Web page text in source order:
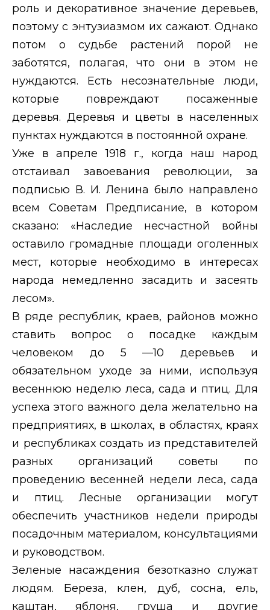
роль и декоративное значение деревьев,
поэтому с энтузиазмом их сажают. Однако
потом о судьбе растений порой не
заботятся, полагая, что они в этом не
нуждаются. Есть несознательные люди,
которые повреждают посаженные
деревья. Деревья и цветы в населенных
пунктах нуждаются в постоянной охране.
Уже в апреле 1918 г., когда наш народ
отстаивал завоевания революции, за
подписью В. И. Ленина было направлено
всем Советам Предписание, в котором
сказано: «Наследие несчастной войны
оставило громадные площади оголенных
мест, которые необходимо в интересах
народа немедленно засадить и засеять
лесом».
В ряде республик, краев, районов можно
ставить вопрос о посадке каждым
человеком до 5 —10 деревьев и
обязательном уходе за ними, используя
весеннюю неделю леса, сада и птиц. Для
успеха этого важного дела желательно на
предприятиях, в школах, в областях, краях
и республиках создать из представителей
разных организаций советы по
проведению весенней недели леса, сада
и птиц. Лесные организации могут
обеспечить участников недели природы
посадочным материалом, консультациями
и руководством.
Зеленые насаждения безотказно служат
людям. Береза, клен, дуб, сосна, ель,
каштан, яблоня, груша и другие